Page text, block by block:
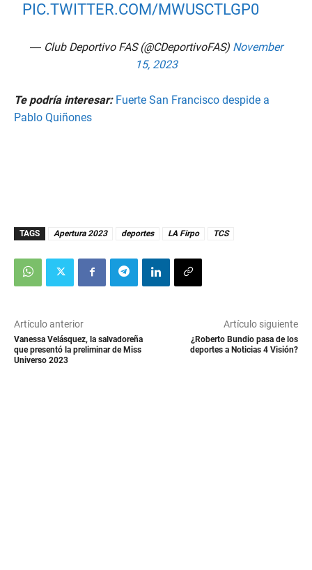
PIC.TWITTER.COM/MWUSCTLGP0
— Club Deportivo FAS (@CDeportivoFAS) November
15, 2023
Te podría interesar: Fuerte San Francisco despide a
Pablo Quiñones
TAGS Apertura 2023 deportes LA Firpo TCS
Artículo anterior
Vanessa Velásquez, la salvadoreña
que presentó la preliminar de Miss
Universo 2023
Artículo siguiente
¿Roberto Bundio pasa de los
deportes a Noticias 4 Visión?